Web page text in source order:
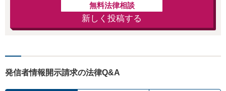
無料法律相談
新しく投稿する
発信者情報開示請求の法律Q&A